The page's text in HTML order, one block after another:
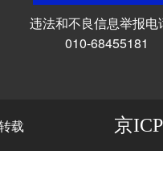
违法和不良信息举报电
010-68455181
载 京